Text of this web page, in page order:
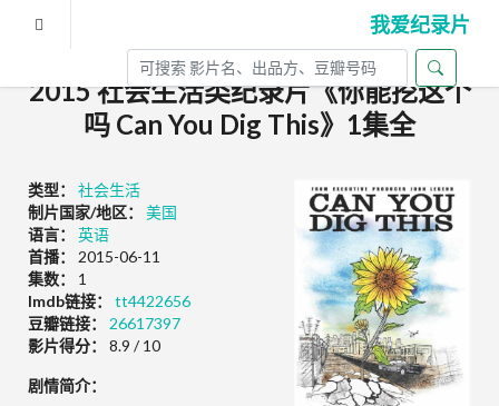
我爱纪录片
2015 社会生活类纪录片《你能挖这个
吗 Can You Dig This》1集全
类型：
社会生活
制片国家/地区：
美国
语言：
英语
首播：
2015-06-11
集数：
1
Imdb链接：
tt4422656
豆瓣链接：
26617397
影片得分：
8.9 / 10
剧情简介：